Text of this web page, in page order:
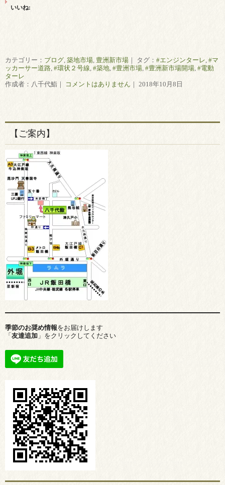
いいね:
カテゴリー： ブログ, 築地市場, 豊洲新市場 ｜ タグ： #エンジンターレ, #マ
ッカーサー道路, #環状２号線, #築地, #豊洲市場, #豊洲新市場開場, #電動
ターレ
作成者：八千代鮨｜
コメントはありません ｜ 2018年10月8日
【ご案内】
季節のお奨め情報をお届けします
「友達追加 」をクリックしてください